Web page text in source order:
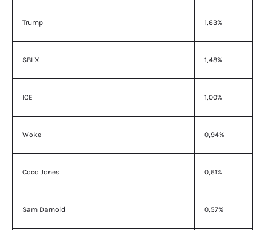
Trump 1,63%
SBLX 1,48%
ICE 1,00%
Woke 0,94%
Coco Jones 0,61%
Sam Darnold 0,57%